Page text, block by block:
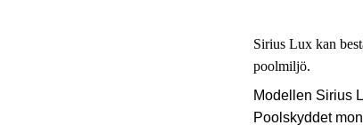
Sirius Lux kan
poolmiljö.
Modellen Sirius
Poolskyddet